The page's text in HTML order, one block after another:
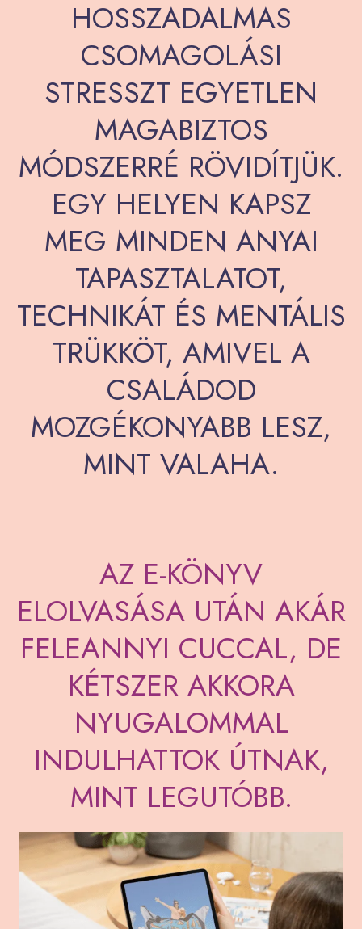
HOSSZADALMAS
CSOMAGOLÁSI
STRESSZT EGYETLEN
MAGABIZTOS
MÓDSZERRÉ RÖVIDÍTJÜK.
EGY HELYEN KAPSZ
MEG MINDEN ANYAI
TAPASZTALATOT,
TECHNIKÁT ÉS MENTÁLIS
TRÜKKÖT, AMIVEL A
CSALÁDOD
MOZGÉKONYABB LESZ,
MINT VALAHA.
AZ E-KÖNYV
ELOLVASÁSA UTÁN AKÁR
FELEANNYI CUCCAL, DE
KÉTSZER AKKORA
NYUGALOMMAL
INDULHATTOK ÚTNAK,
MINT LEGUTÓBB.